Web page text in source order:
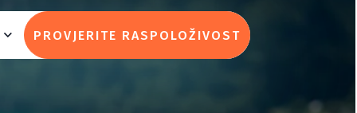
PROVJERITE RASPOLOŽIVOST